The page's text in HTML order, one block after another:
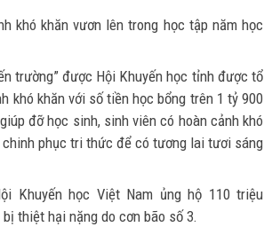
khó khăn vươn lên trong học tập năm học
trường” được Hội Khuyến học tỉnh được tổ
khó khăn với số tiền học bổng trên 1 tỷ 900
đỡ học sinh, sinh viên có hoàn cảnh khó
phục tri thức để có tương lai tươi sáng
Khuyến học Việt Nam ủng hộ 110 triệu
thiệt hại nặng do cơn bão số 3.